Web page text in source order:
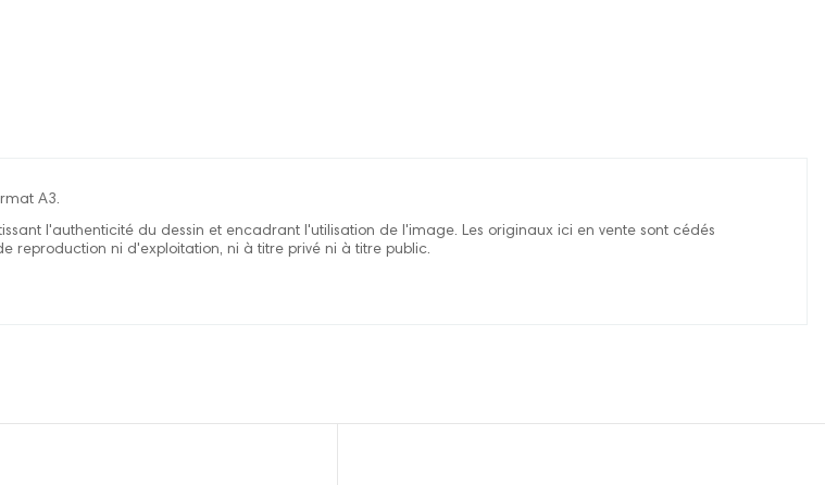
A3.
l'authenticité du dessin et encadrant l'utilisation de l'image. Les originaux ici en vente sont cédés
reproduction ni d'exploitation, ni à titre privé ni à titre public.